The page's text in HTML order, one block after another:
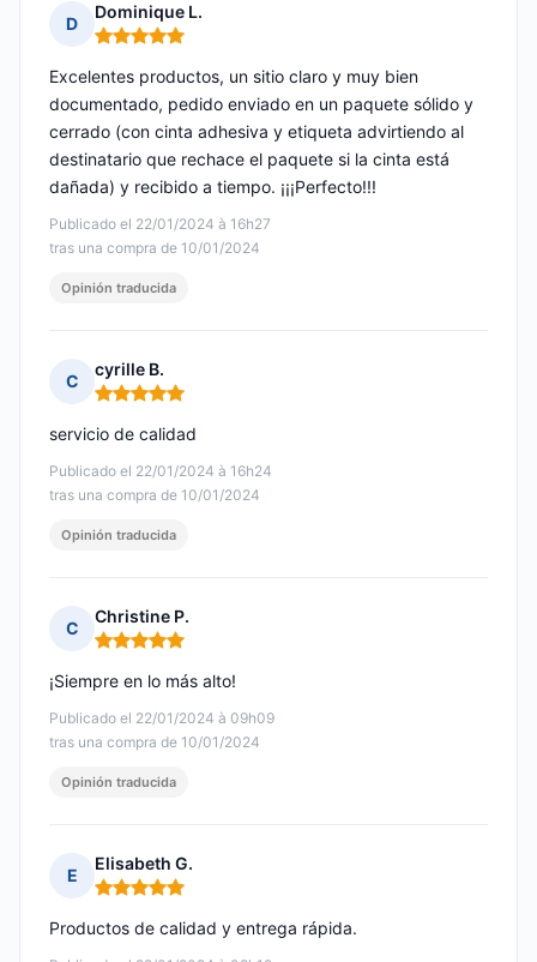
D
Dominique L.
Nota: 5 de 5
Publicado el 22/01/2024 à 16h27
tras una compra de 10/01/2024
Excelentes productos, un sitio claro y muy bien
documentado, pedido enviado en un paquete sólido y
cerrado (con cinta adhesiva y etiqueta advirtiendo al
destinatario que rechace el paquete si la cinta está
dañada) y recibido a tiempo. ¡¡¡Perfecto!!!
Opinión traducida
C
cyrille B.
Nota: 5 de 5
Publicado el 22/01/2024 à 16h24
tras una compra de 10/01/2024
servicio de calidad
Opinión traducida
C
Christine P.
Nota: 5 de 5
Publicado el 22/01/2024 à 09h09
tras una compra de 10/01/2024
¡Siempre en lo más alto!
Opinión traducida
E
Elisabeth G.
Nota: 5 de 5
Productos de calidad y entrega rápida.